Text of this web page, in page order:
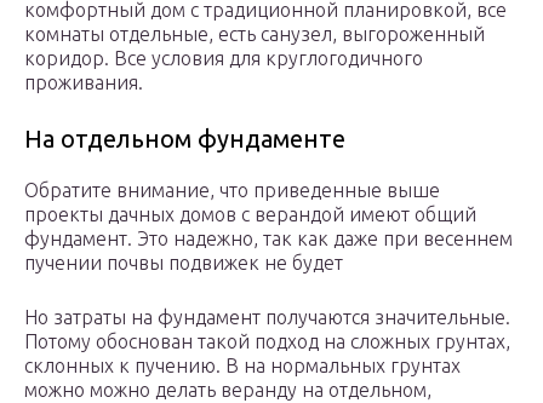
комфортный дом с традиционной планировкой, все
комнаты отдельные, есть санузел, выгороженный
коридор. Все условия для круглогодичного
проживания.
На отдельном фундаменте
Обратите внимание, что приведенные выше
проекты дачных домов с верандой имеют общий
фундамент. Это надежно, так как даже при весеннем
пучении почвы подвижек не будет
Но затраты на фундамент получаются значительные.
Потому обоснован такой подход на сложных грунтах,
склонных к пучению. В на нормальных грунтах
можно можно делать веранду на отдельном,